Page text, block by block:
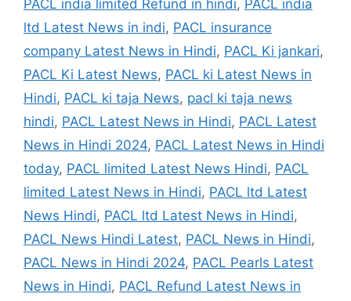
PACL india limited Refund in hindi, PACL india
ltd Latest News in indi, PACL insurance
company Latest News in Hindi, PACL Ki jankari,
PACL Ki Latest News, PACL ki Latest News in
Hindi, PACL ki taja News, pacl ki taja news
hindi, PACL Latest News in Hindi, PACL Latest
News in Hindi 2024, PACL Latest News in Hindi
today, PACL limited Latest News Hindi, PACL
limited Latest News in Hindi, PACL ltd Latest
News Hindi, PACL ltd Latest News in Hindi,
PACL News Hindi Latest, PACL News in Hindi,
PACL News in Hindi 2024, PACL Pearls Latest
News in Hindi, PACL Refund Latest News in